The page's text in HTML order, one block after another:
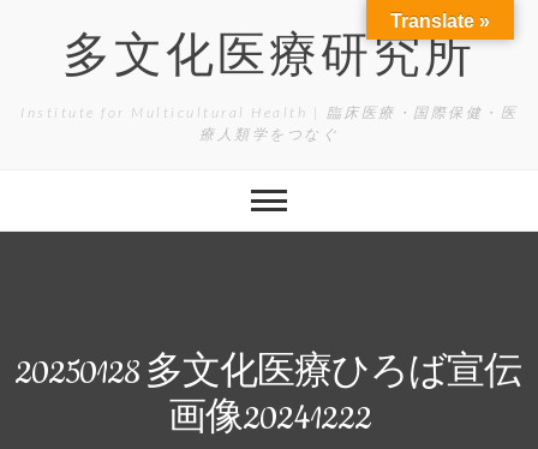
content多文化医療研究所
Institute for Multicultural Health | 臨床医療・国際保健・医
療人類学をつなぐ
20250128 多文化医療ひろば宣伝
画像20241222
Translate »